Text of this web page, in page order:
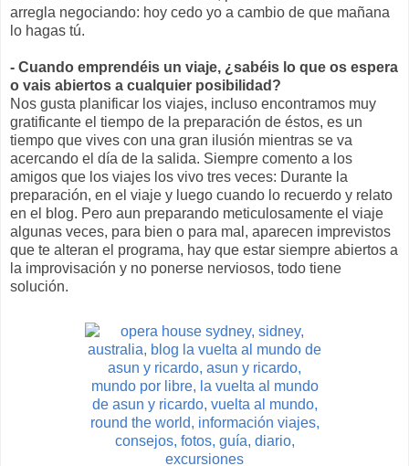
arregla negociando: hoy cedo yo a cambio de que mañana
lo hagas tú.
- Cuando emprendéis un viaje, ¿sabéis lo que os espera
o vais abiertos a cualquier posibilidad?
Nos gusta planificar los viajes, incluso encontramos muy
gratificante el tiempo de la preparación de éstos, es un
tiempo que vives con una gran ilusión mientras se va
acercando el día de la salida. Siempre comento a los
amigos que los viajes los vivo tres veces: Durante la
preparación, en el viaje y luego cuando lo recuerdo y relato
en el blog. Pero aun preparando meticulosamente el viaje
algunas veces, para bien o para mal, aparecen imprevistos
que te alteran el programa, hay que estar siempre abiertos a
la improvisación y no ponerse nerviosos, todo tiene
solución.